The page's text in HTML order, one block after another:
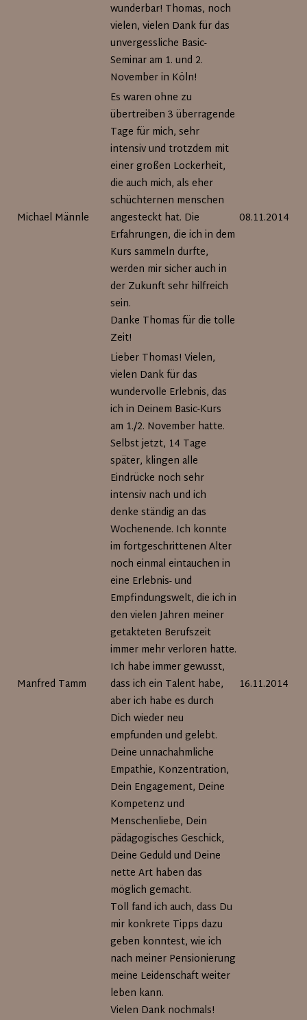
wunderbar! Thomas, noch
vielen, vielen Dank für das
unvergessliche Basic-
Seminar am 1. und 2.
November in Köln!
Michael Männle
Es waren ohne zu
übertreiben 3 überragende
Tage für mich, sehr
intensiv und trotzdem mit
einer großen Lockerheit,
die auch mich, als eher
schüchternen menschen
angesteckt hat. Die
Erfahrungen, die ich in dem
Kurs sammeln durfte,
werden mir sicher auch in
der Zukunft sehr hilfreich
sein.
Danke Thomas für die tolle
Zeit!
08.11.2014
Manfred Tamm
Lieber Thomas! Vielen,
vielen Dank für das
wundervolle Erlebnis, das
ich in Deinem Basic-Kurs
am 1./2. November hatte.
Selbst jetzt, 14 Tage
später, klingen alle
Eindrücke noch sehr
intensiv nach und ich
denke ständig an das
Wochenende. Ich konnte
im fortgeschrittenen Alter
noch einmal eintauchen in
eine Erlebnis- und
Empfindungswelt, die ich in
den vielen Jahren meiner
getakteten Berufszeit
immer mehr verloren hatte.
Ich habe immer gewusst,
dass ich ein Talent habe,
aber ich habe es durch
Dich wieder neu
empfunden und gelebt.
Deine unnachahmliche
Empathie, Konzentration,
Dein Engagement, Deine
Kompetenz und
Menschenliebe, Dein
pädagogisches Geschick,
Deine Geduld und Deine
nette Art haben das
möglich gemacht.
Toll fand ich auch, dass Du
mir konkrete Tipps dazu
geben konntest, wie ich
nach meiner Pensionierung
meine Leidenschaft weiter
leben kann.
Vielen Dank nochmals!
16.11.2014